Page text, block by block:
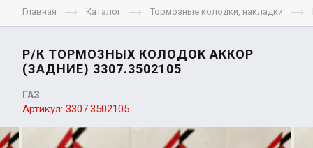
Главная Каталог Тормозные колодки, накладки
Р/К ТОРМОЗНЫХ КОЛОДОК АККОР
(ЗАДНИЕ) 3307.3502105
ГАЗ
Артикул: 3307.3502105